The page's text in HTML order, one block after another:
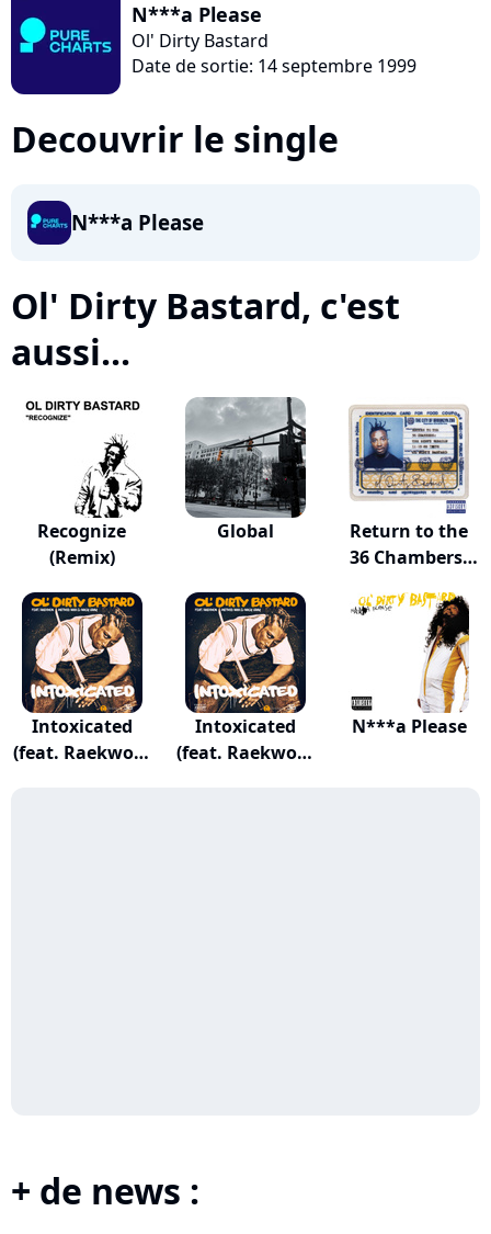
N***a Please
Ol' Dirty Bastard
Date de sortie: 14 septembre 1999
Decouvrir le single
N***a Please
Ol' Dirty Bastard, c'est
aussi...
Recognize
(Remix)
Global
Return to the
36 Chambers:
Intoxicated
(feat. Raekwon,
Intoxicated
(feat. Raekwon,
N***a Please
+ de news :